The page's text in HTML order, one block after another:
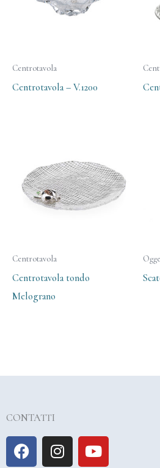
Centrotavola
Centrotavola – V.1200
Centrotavola
Centrotavola tondo
Melograno
CONTATTI
F
a
I
n
Y
o